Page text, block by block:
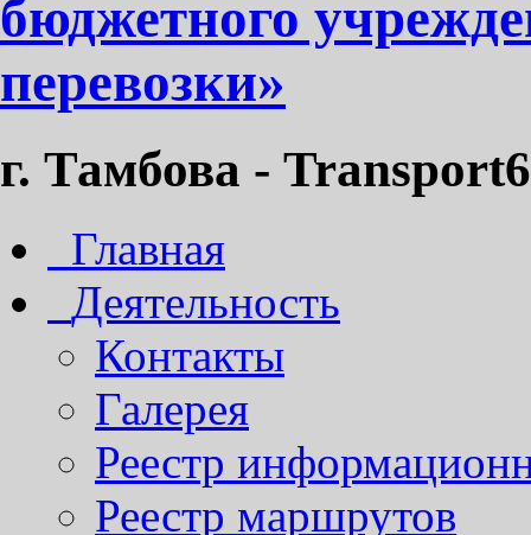
бюджетного
перевозки»
г. Тамбова -
Главная
Деятельность
Контакты
Галерея
Реестр
Реестр маршрутов